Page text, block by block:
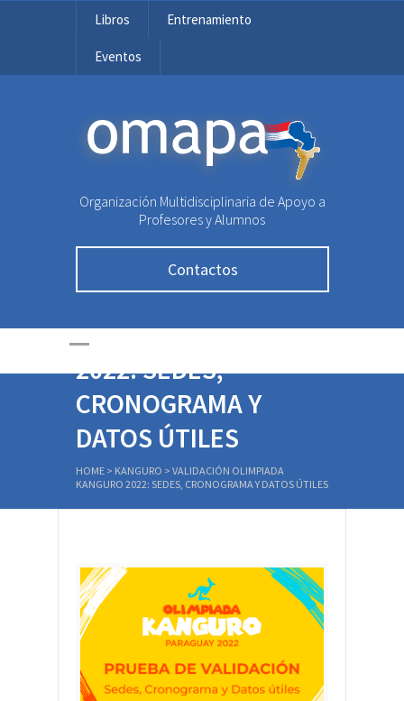
Libros Entrenamiento
Eventos
OMAPA
Organización Multidisciplinaria de Apoyo a
Profesores y Alumnos
Contactos
VALIDACIÓN
OLIMPIADA KANGURO
2022: SEDES,
CRONOGRAMA Y
DATOS ÚTILES
HOME > KANGURO > VALIDACIÓN OLIMPIADA
KANGURO 2022: SEDES, CRONOGRAMA Y DATOS ÚTILES